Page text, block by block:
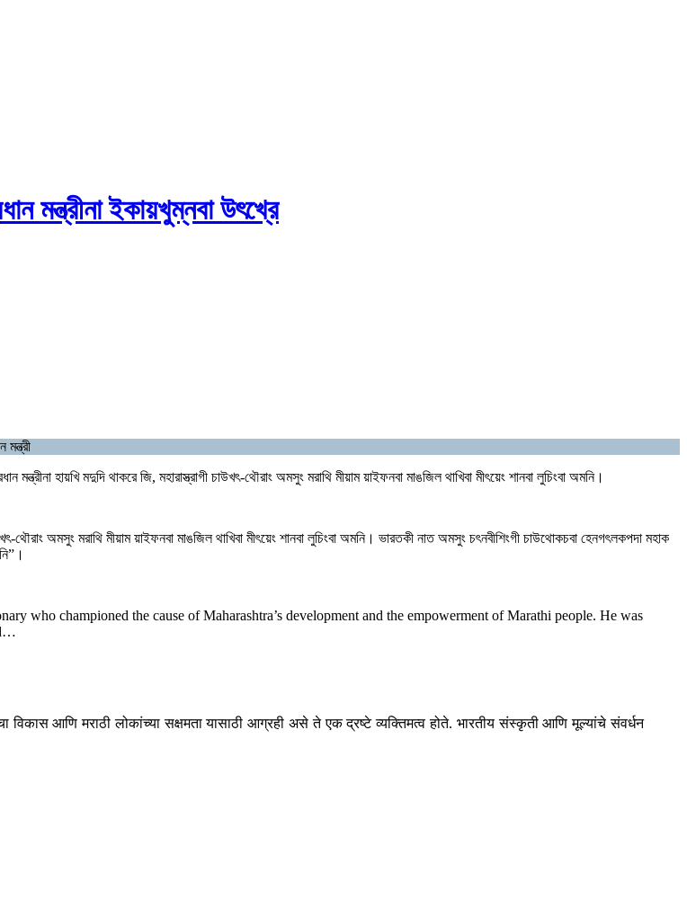
মন্ত্রীনা ইকায়খুম্নবা উৎখ্রে
মন্ত্রী
হায়খি মদুদি থাকরে জি, মহারাস্ত্রাগী চাউখৎ-থৌরাং অমসুং মরাথি মীয়াম য়াইফনবা মাঙজিল থাখিবা মীৎয়েং শানবা লুচিংবা অমনি।
থৌরাং অমসুং মরাথি মীয়াম য়াইফনবা মাঙজিল থাখিবা মীৎয়েং শানবা লুচিংবা অমনি। ভারতকী নাত অমসুং চৎনবীশিংগী চাউথোকচবা হেনগৎলকপদা মহাক
who championed the cause of Maharashtra’s development and the empowerment of Marathi people. He was
विकास आणि मराठी लोकांच्या सक्षमता यासाठी आग्रही असे ते एक द्रष्टे व्यक्तिमत्व होते. भारतीय संस्कृती आणि मूल्यांचे संवर्धन